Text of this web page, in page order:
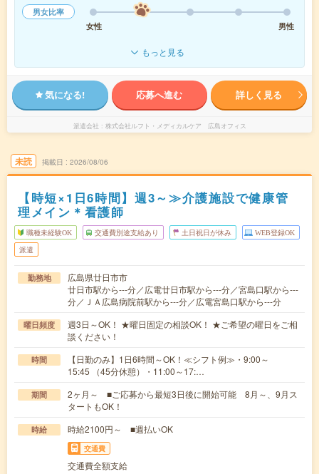
男女比率
女性
男性
もっと見る
気になる! 応募へ進む 詳しく見る
派遣会社 株式会社ルフト・メディカルケア 広島オフィス
未読 掲載日 2026/08/06
【時短×1日6時間】週3～≫介護施設で健康管
理メイン＊看護師
職種未経験OK 交通費別途支給あり 土日祝日が休み WEB登録OK
派遣
勤務地
広島県廿日市市
廿日市駅から---分／広電廿日市駅から---分／宮島口駅から---
分／ＪＡ広島病院前駅から---分／広電宮島口駅から---分
曜日頻度
週3日～OK！ ★曜日固定の相談OK！ ★ご希望の曜日をご相
談ください！
時間
【日勤のみ】1日6時間～OK！≪シフト例≫・9:00～
15:45 （45分休憩）・11:00～17:…
期間
2ヶ月～ ■ご応募から最短3日後に開始可能 8月～、9月ス
タートもOK！
時給 時給2100円～ ■週払いOK
交通費
交通費全額支給